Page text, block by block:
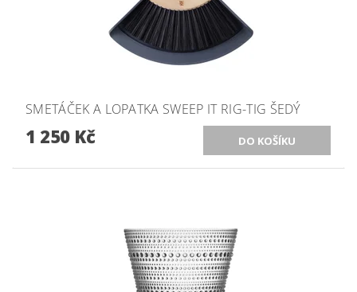
SMETÁČEK A LOPATKA SWEEP IT RIG-TIG ŠEDÝ
1 250 Kč